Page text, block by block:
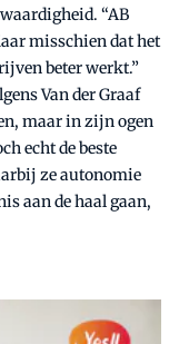
“AB
misschien dat het
beter werkt.”
Van der Graaf
maar in zijn ogen
echt de beste
ze autonomie
aan de haal gaan,